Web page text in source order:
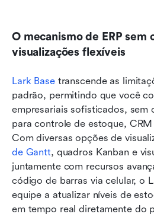
O mecanismo de ERP sem
visualizações flexíveis
Lark Base transcende as
padrão, permitindo que você
empresariais sofisticados, sem
para controle de estoque,
Com diversas opções de
de Gantt, quadros Kanban e
juntamente com recursos
código de barras via celular, o
equipe a atualizar níveis de
em tempo real diretamente do